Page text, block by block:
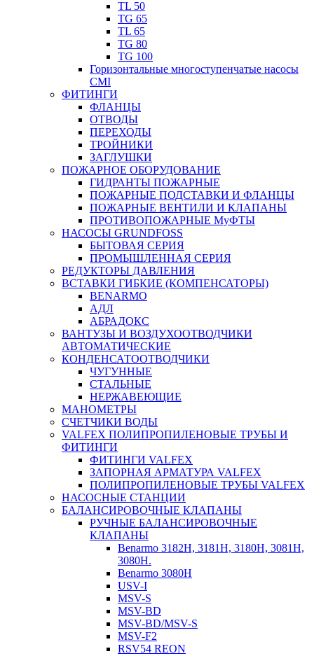
TL 50
TG 65
TL 65
TG 80
TG 100
Горизонтальные многоступенчатые насосы
CMI
ФИТИНГИ
ФЛАНЦЫ
ОТВОДЫ
ПЕРЕХОДЫ
ТРОЙНИКИ
ЗАГЛУШКИ
ПОЖАРНОЕ ОБОРУДОВАНИЕ
ГИДРАНТЫ ПОЖАРНЫЕ
ПОЖАРНЫЕ ПОДСТАВКИ И ФЛАНЦЫ
ПОЖАРНЫЕ ВЕНТИЛИ И КЛАПАНЫ
ПРОТИВОПОЖАРНЫЕ МуФТЫ
НАСОСЫ GRUNDFOSS
БЫТОВАЯ СЕРИЯ
ПРОМЫШЛЕННАЯ СЕРИЯ
РЕДУКТОРЫ ДАВЛЕНИЯ
ВСТАВКИ ГИБКИЕ (КОМПЕНСАТОРЫ)
BENARMO
АДЛ
АБРАДОКС
ВАНТУЗЫ И ВОЗДУХООТВОДЧИКИ
АВТОМАТИЧЕСКИЕ
КОНДЕНСАТООТВОДЧИКИ
ЧУГУННЫЕ
СТАЛЬНЫЕ
НЕРЖАВЕЮЩИЕ
МАНОМЕТРЫ
СЧЕТЧИКИ ВОДЫ
VALFEX ПОЛИПРОПИЛЕНОВЫЕ ТРУБЫ И
ФИТИНГИ
ФИТИНГИ VALFEX
ЗАПОРНАЯ АРМАТУРА VALFEX
ПОЛИПРОПИЛЕНОВЫЕ ТРУБЫ VALFEX
НАСОСНЫЕ СТАНЦИИ
БАЛАНСИРОВОЧНЫЕ КЛАПАНЫ
РУЧНЫЕ БАЛАНСИРОВОЧНЫЕ
КЛАПАНЫ
Benarmo 3182H, 3181Н, 3180Н, 3081Н,
3080Н.
Benarmo 3080H
USV-I
MSV-S
MSV-BD
MSV-BD/MSV-S
MSV-F2
RSV54 REON